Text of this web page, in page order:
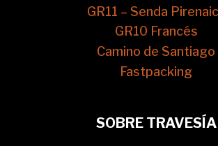
GR11 – Senda
GR10 Francés
Camino de Santiago
Fastpacking
SOBRE TRAVESÍA